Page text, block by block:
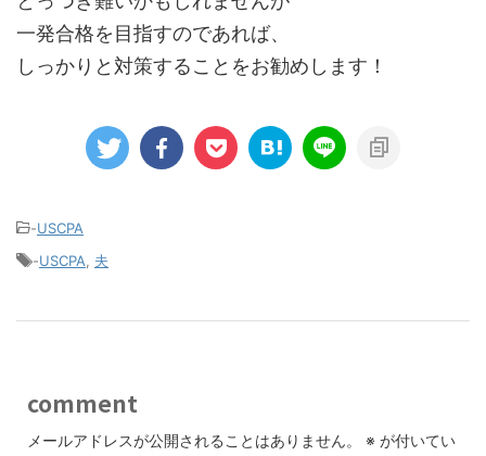
一発合格を目指すのであれば、
しっかりと対策することをお勧めします！
-USCPA
-USCPA 夫
comment
メールアドレスが公開されることはありません。 ※ が付いてい